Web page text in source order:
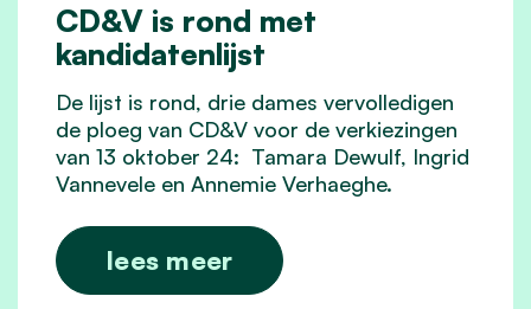
CD&V is rond met
kandidatenlijst
De lijst is rond, drie dames vervolledigen
de ploeg van CD&V voor de verkiezingen
van 13 oktober 24: Tamara Dewulf, Ingrid
Vannevele en Annemie Verhaeghe.
lees meer